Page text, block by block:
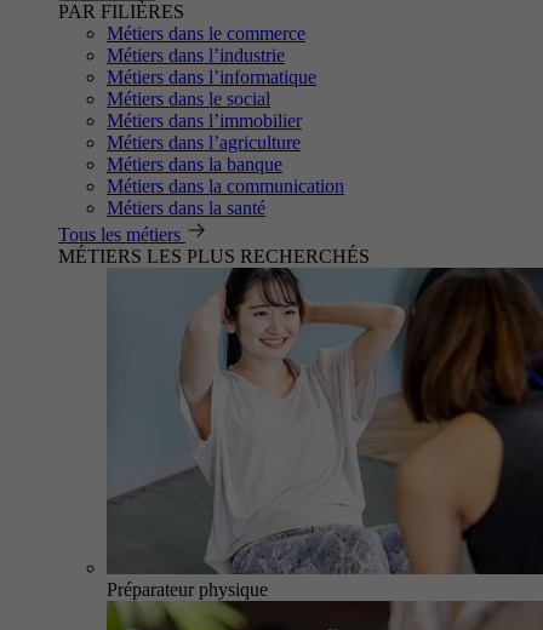
PAR FILIÈRES
Métiers dans le commerce
Métiers dans l’industrie
Métiers dans l’informatique
Métiers dans le social
Métiers dans l’immobilier
Métiers dans l’agriculture
Métiers dans la banque
Métiers dans la communication
Métiers dans la santé
Tous les métiers
MÉTIERS LES PLUS RECHERCHÉS
Préparateur physique